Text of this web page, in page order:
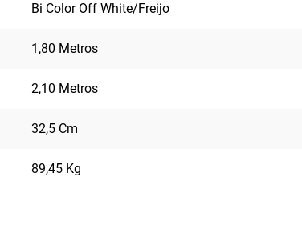
Bi Color Off White/Freijo
1,80 Metros
2,10 Metros
32,5 Cm
89,45 Kg